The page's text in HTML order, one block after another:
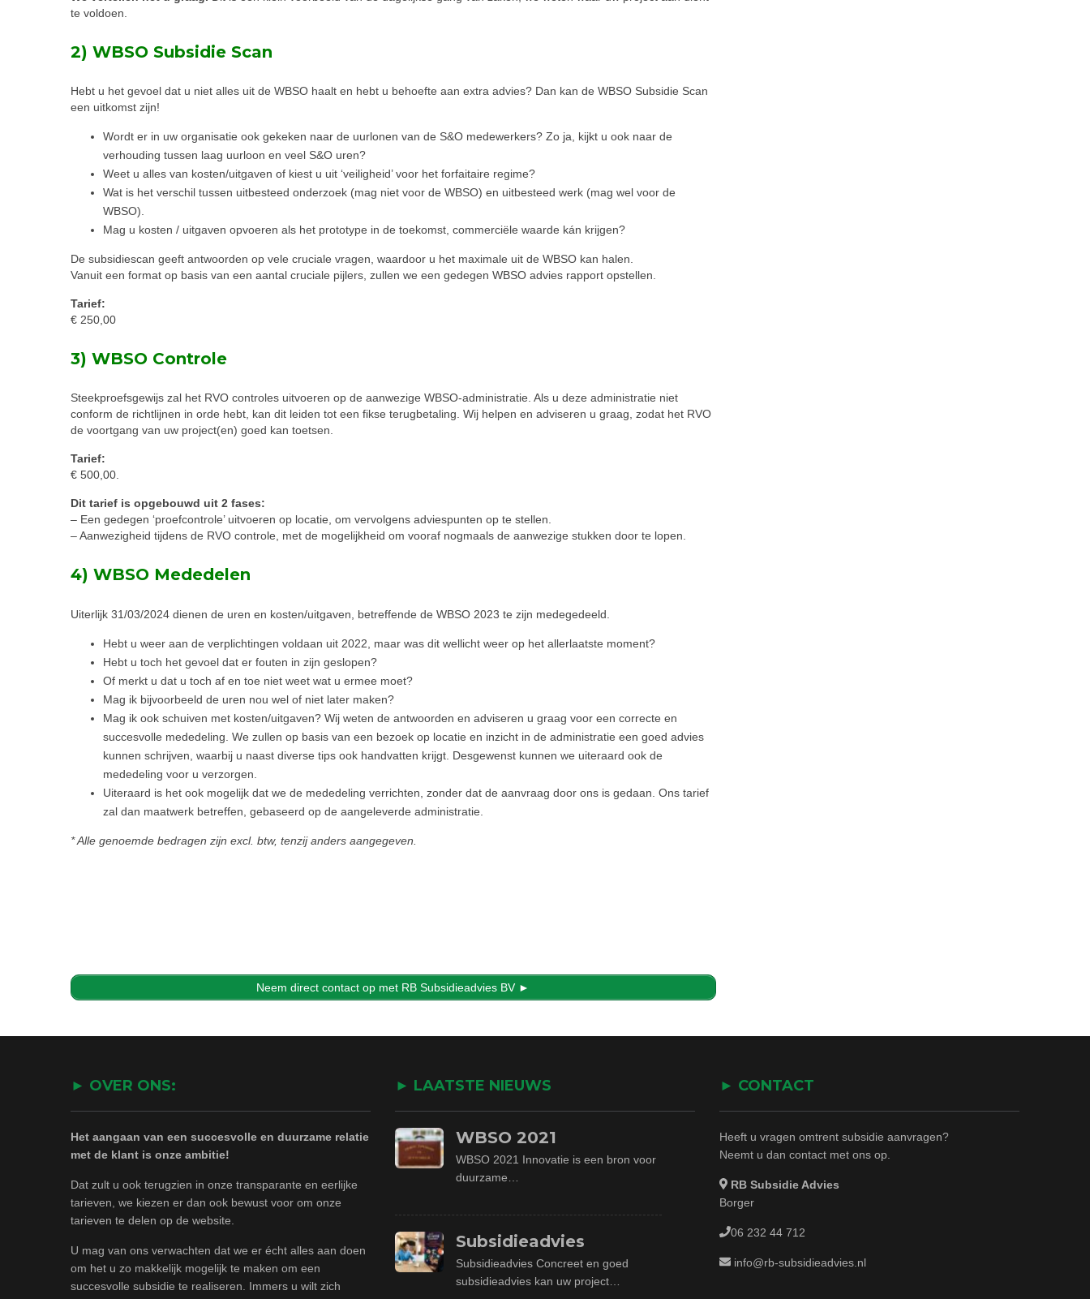
te voldoen.
2) WBSO Subsidie Scan
Hebt u het gevoel dat u niet alles uit de WBSO haalt en hebt u behoefte aan extra advies? Dan kan de WBSO Subsidie Scan
een uitkomst zijn!
Wordt er in uw organisatie ook gekeken naar de uurlonen van de S&O medewerkers? Zo ja, kijkt u ook naar de
verhouding tussen laag uurloon en veel S&O uren?
Weet u alles van kosten/uitgaven of kiest u uit ‘veiligheid’ voor het forfaitaire regime?
Wat is het verschil tussen uitbesteed onderzoek (mag niet voor de WBSO) en uitbesteed werk (mag wel voor de
WBSO).
Mag u kosten / uitgaven opvoeren als het prototype in de toekomst, commerciële waarde kán krijgen?
De subsidiescan geeft antwoorden op vele cruciale vragen, waardoor u het maximale uit de WBSO kan halen.
Vanuit een format op basis van een aantal cruciale pijlers, zullen we een gedegen WBSO advies rapport opstellen.
Tarief:
€ 250,00
3) WBSO Controle
Steekproefsgewijs zal het RVO controles uitvoeren op de aanwezige WBSO-administratie. Als u deze administratie niet
conform de richtlijnen in orde hebt, kan dit leiden tot een fikse terugbetaling. Wij helpen en adviseren u graag, zodat het RVO
de voortgang van uw project(en) goed kan toetsen.
Tarief:
€ 500,00.
Dit tarief is opgebouwd uit 2 fases:
– Een gedegen ‘proefcontrole’ uitvoeren op locatie, om vervolgens adviespunten op te stellen.
– Aanwezigheid tijdens de RVO controle, met de mogelijkheid om vooraf nogmaals de aanwezige stukken door te lopen.
4) WBSO Mededelen
Uiterlijk 31/03/2024 dienen de uren en kosten/uitgaven, betreffende de WBSO 2023 te zijn medegedeeld.
Hebt u weer aan de verplichtingen voldaan uit 2022, maar was dit wellicht weer op het allerlaatste moment?
Hebt u toch het gevoel dat er fouten in zijn geslopen?
Of merkt u dat u toch af en toe niet weet wat u ermee moet?
Mag ik bijvoorbeeld de uren nou wel of niet later maken?
Mag ik ook schuiven met kosten/uitgaven? Wij weten de antwoorden en adviseren u graag voor een correcte en
succesvolle mededeling. We zullen op basis van een bezoek op locatie en inzicht in de administratie een goed advies
kunnen schrijven, waarbij u naast diverse tips ook handvatten krijgt. Desgewenst kunnen we uiteraard ook de
mededeling voor u verzorgen.
Uiteraard is het ook mogelijk dat we de mededeling verrichten, zonder dat de aanvraag door ons is gedaan. Ons tarief
zal dan maatwerk betreffen, gebaseerd op de aangeleverde administratie.
* Alle genoemde bedragen zijn excl. btw, tenzij anders aangegeven.
Neem direct contact op met RB Subsidieadvies BV ►
► OVER ONS:
Het aangaan van een succesvolle en duurzame relatie
met de klant is onze ambitie!
Dat zult u ook terugzien in onze transparante en eerlijke
tarieven, we kiezen er dan ook bewust voor om onze
tarieven te delen op de website.
U mag van ons verwachten dat we er écht alles aan doen
om het u zo makkelijk mogelijk te maken om een
succesvolle subsidie te realiseren. Immers u wilt zich
► LAATSTE NIEUWS
WBSO 2021
WBSO 2021 Innovatie is een bron voor
duurzame…
Subsidieadvies
Subsidieadvies Concreet en goed
subsidieadvies kan uw project…
► CONTACT
Heeft u vragen omtrent subsidie aanvragen?
Neemt u dan contact met ons op.
RB Subsidie Advies
Borger
06 232 44 712
info@rb-subsidieadvies.nl